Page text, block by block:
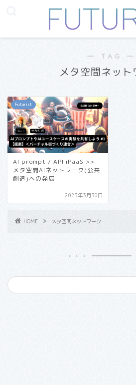
― TAG ―
メタ空間ネット
Futurist
AI prompt / API iPaaS >>
メタ空間AIネットワーク(公共
創造)への発展
2023年3月30日
HOME メタ空間ネットワーク